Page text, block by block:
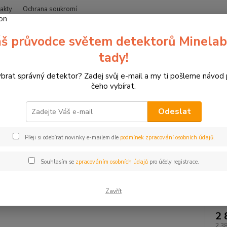
Ochrana soukromí
Hledat
pro sportovní lukostřelbu 3D terče Leitold Náhradní díly, inserty
parohy pro jeleny
2
2
průvodce světem detektorů
tady!
správný detektor? Zadej svůj e-mail a my ti pošleme návod
čeho vybírat.
Odeslat
Přeji si odebírat novinky e-mailem dle podmínek zpracování osobních údajů.
Souhlasím se zpracováním osobních údajůpro účely registrace.
Zavřít